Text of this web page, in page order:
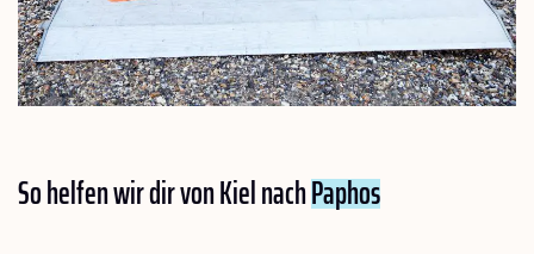
So helfen wir dir von Kiel nachPaphos